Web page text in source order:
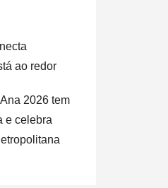
ao redor
2026 tem
e celebra